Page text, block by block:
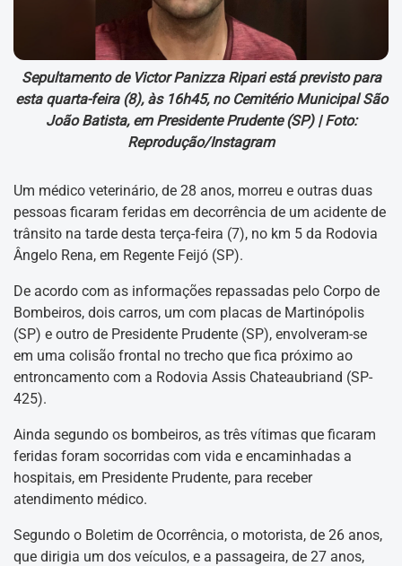
Sepultamento de Victor Panizza Ripari está previsto para
esta quarta-feira (8), às 16h45, no Cemitério Municipal São
João Batista, em Presidente Prudente (SP) | Foto:
Reprodução/Instagram
Um médico veterinário, de 28 anos, morreu e outras duas
pessoas ficaram feridas em decorrência de um acidente de
trânsito na tarde desta terça-feira (7), no km 5 da Rodovia
Ângelo Rena, em Regente Feijó (SP).
De acordo com as informações repassadas pelo Corpo de
Bombeiros, dois carros, um com placas de Martinópolis
(SP) e outro de Presidente Prudente (SP), envolveram-se
em uma colisão frontal no trecho que fica próximo ao
entroncamento com a Rodovia Assis Chateaubriand (SP-
425).
Ainda segundo os bombeiros, as três vítimas que ficaram
feridas foram socorridas com vida e encaminhadas a
hospitais, em Presidente Prudente, para receber
atendimento médico.
Segundo o Boletim de Ocorrência, o motorista, de 26 anos,
que dirigia um dos veículos, e a passageira, de 27 anos,